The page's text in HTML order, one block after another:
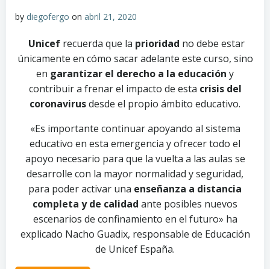
by diegofergo on abril 21, 2020
Unicef recuerda que la prioridad no debe estar
únicamente en cómo sacar adelante este curso, sino
en garantizar el derecho a la educación y
contribuir a frenar el impacto de esta crisis del
coronavirusdesde el propio ámbito educativo.
«Es importante continuar apoyando al sistema
educativo en esta emergencia y ofrecer todo el
apoyo necesario para que la vuelta a las aulas se
desarrolle con la mayor normalidad y seguridad,
para poder activar una enseñanza a distancia
completa y de calidad ante posibles nuevos
escenarios de confinamiento en el futuro» ha
explicado Nacho Guadix, responsable de Educación
de Unicef España.